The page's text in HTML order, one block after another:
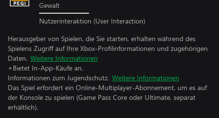
Gewalt
Nutzerinteraktion (User Interaction)
Herausgeber von Spielen, die Sie starten, erhalten während des
Spielens Zugriff auf Ihre Xbox-Profilinformationen und zugehörigen
Daten. Weitere Informationen
+Bietet In-App-Käufe an.
Informationen zum Jugendschutz. Weitere Informationen
Das Spiel erfordert ein Online-Multiplayer-Abonnement, um es auf
der Konsole zu spielen (Game Pass Core oder Ultimate, separat
erhältlich).